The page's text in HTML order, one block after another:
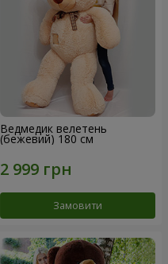
Ведмедик велетень
(бежевий) 180 см
Замовити